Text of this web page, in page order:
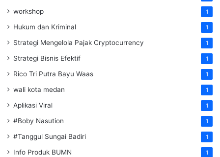
workshop 1
Hukum dan Kriminal 1
Strategi Mengelola Pajak Cryptocurrency 1
Strategi Bisnis Efektif 1
Rico Tri Putra Bayu Waas 1
wali kota medan 1
Aplikasi Viral 1
#Boby Nasution 1
#Tanggul Sungai Badiri 1
Info Produk BUMN 1